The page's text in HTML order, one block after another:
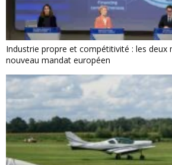
Industrie propre et compétitivité : les deux
nouveau mandat européen